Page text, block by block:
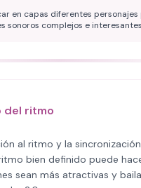
en capas diferentes personajes
sonoros complejos e
del ritmo
al ritmo y la
bien definido puede
sean más atractivas y